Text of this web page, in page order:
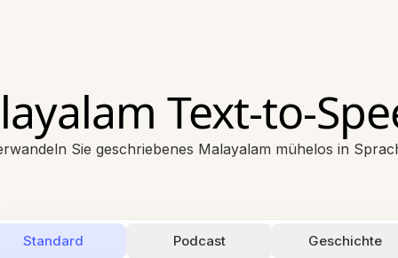
Text-to-
Sie geschriebenes Malayalam mühelos in
Standard Podcast Geschichte